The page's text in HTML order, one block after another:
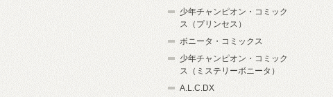
少年チャンピオン・コミック
ス（プリンセス）
ボニータ・コミックス
少年チャンピオン・コミック
ス（ミステリーボニータ）
A.L.C.DX